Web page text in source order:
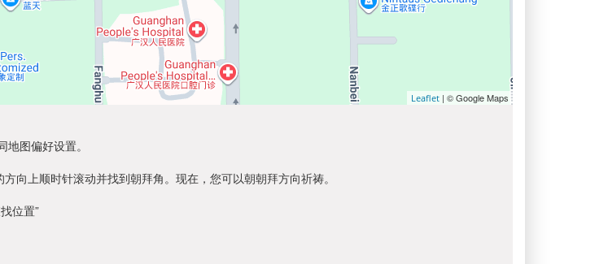
Leaflet | © Google Maps
图偏好设置。
向上顺时针滚动并找到朝拜角。现在，您可以朝朝拜方向祈祷。
位置”